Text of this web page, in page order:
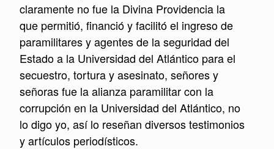
claramente no fue la Divina Providencia la
que permitió, financió y facilitó el ingreso de
paramilitares y agentes de la seguridad del
Estado a la Universidad del Atlántico para el
secuestro, tortura y asesinato, señores y
señoras fue la alianza paramilitar con la
corrupción en la Universidad del Atlántico, no
lo digo yo, así lo reseñan diversos testimonios
y artículos periodísticos.